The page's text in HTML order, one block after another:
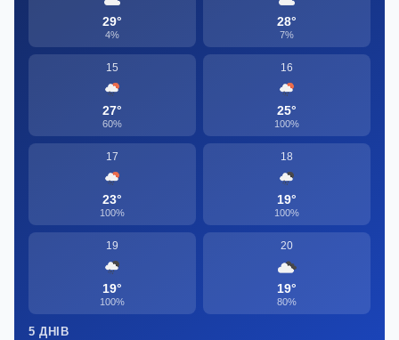
29°
4%
28°
7%
15
27°
60%
16
25°
100%
17
23°
100%
18
19°
100%
19
19°
100%
20
19°
80%
5 ДНІВ